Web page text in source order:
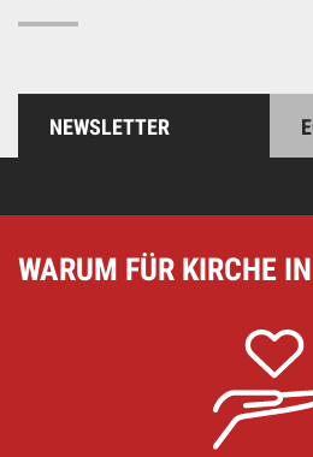
NEWSLETTER
WARUM FÜR KIRCHE